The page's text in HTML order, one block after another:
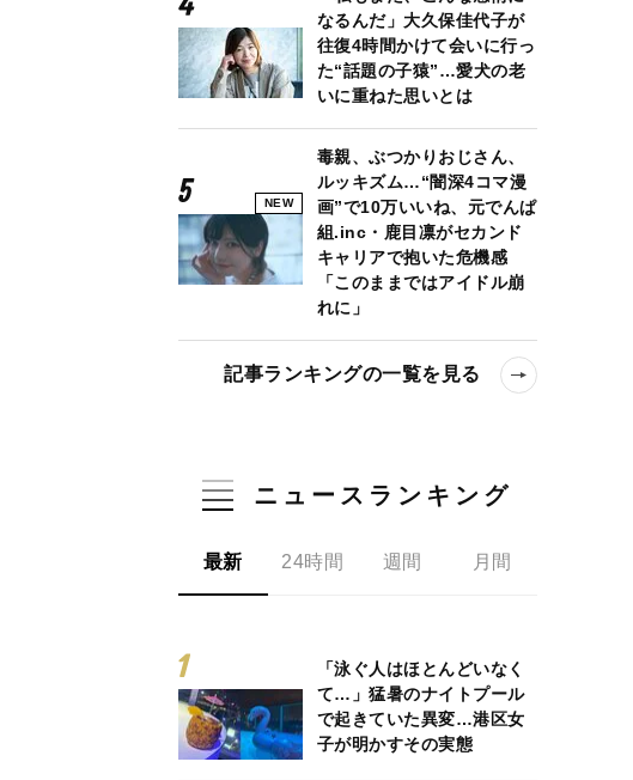
なるんだ」大久保佳代子が
往復4時間かけて会いに行っ
た“話題の子猿”…愛犬の老
いに重ねた思いとは
NEW
毒親、ぶつかりおじさん、
ルッキズム…“闇深4コマ漫
画”で10万いいね、元でんぱ
組.inc・鹿目凛がセカンド
キャリアで抱いた危機感
「このままではアイドル崩
れに」
記事ランキングの一覧を見る
ニュースランキング
最新 24時間 週間 月間
「泳ぐ人はほとんどいなく
て…」猛暑のナイトプール
で起きていた異変…港区女
子が明かすその実態